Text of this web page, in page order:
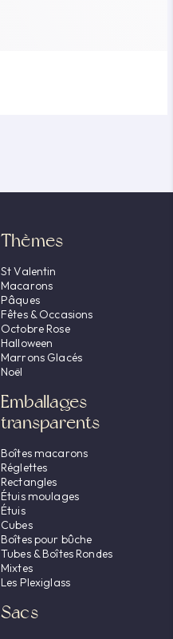
Thèmes
St Valentin
Macarons
Pâques
Fêtes & Occasions
Octobre Rose
Halloween
Marrons Glacés
Noël
Emballages
transparents
Boîtes macarons
Réglettes
Rectangles
Étuis moulages
Étuis
Cubes
Boîtes pour bûche
Tubes & Boîtes Rondes
Mixtes
Les Plexiglass
Sacs